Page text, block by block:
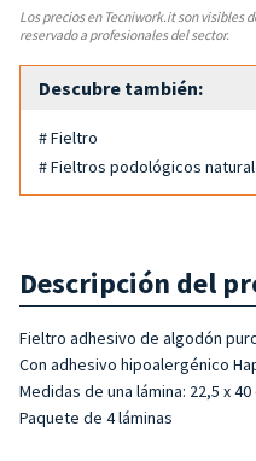
Los precios en Tecniwork.it son visibles
reservado a profesionales del sector.
Descubre también:
# Fieltro
# Fieltros podológicos
Descripción del
Fieltro adhesivo de algodón
Con adhesivo hipoalergénico
Medidas de una lámina: 22,5 x 40
Paquete de 4 láminas